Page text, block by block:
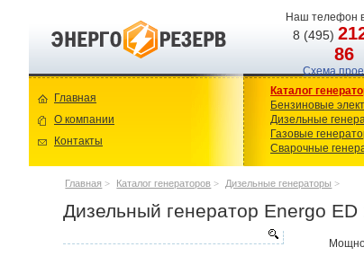
Наш телефон
8 (495)
86
Схема
Главная
О компании
Контакты
Каталог
Бензиновые
Дизельные
Газовые
Сварочные
Главная > Каталог генераторов > Дизельные генераторы >
Дизельный генератор Energo